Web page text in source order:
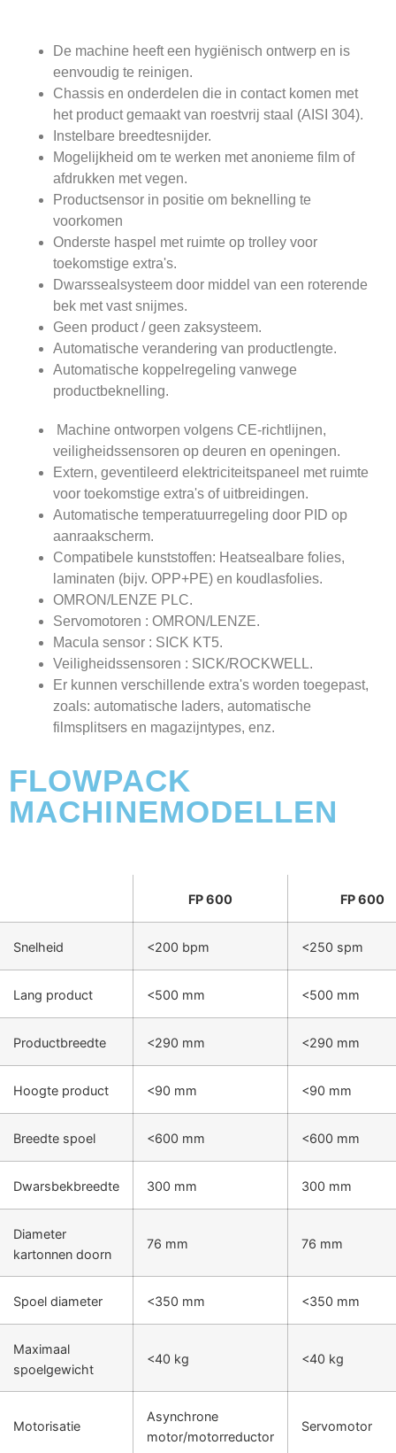
De machine heeft een hygiënisch ontwerp en is
eenvoudig te reinigen.
Chassis en onderdelen die in contact komen met
het product gemaakt van roestvrij staal (AISI 304).
Instelbare breedtesnijder.
Mogelijkheid om te werken met anonieme film of
afdrukken met vegen.
Productsensor in positie om beknelling te
voorkomen
Onderste haspel met ruimte op trolley voor
toekomstige extra's.
Dwarssealsysteem door middel van een roterende
bek met vast snijmes.
Geen product / geen zaksysteem.
Automatische verandering van productlengte.
Automatische koppelregeling vanwege
productbeknelling.
Machine ontworpen volgens CE-richtlijnen,
veiligheidssensoren op deuren en openingen.
Extern, geventileerd elektriciteitspaneel met ruimte
voor toekomstige extra's of uitbreidingen.
Automatische temperatuurregeling door PID op
aanraakscherm.
Compatibele kunststoffen: Heatsealbare folies,
laminaten (bijv. OPP+PE) en koudlasfolies.
OMRON/LENZE PLC.
Servomotoren : OMRON/LENZE.
Macula sensor : SICK KT5.
Veiligheidssensoren : SICK/ROCKWELL.
Er kunnen verschillende extra's worden toegepast,
zoals: automatische laders, automatische
filmsplitsers en magazijntypes, enz.
FLOWPACK
MACHINEMODELLEN
FP 600 FP 600
Snelheid <200 bpm <250 spm
Lang product <500 mm <500 mm
Productbreedte <290 mm <290 mm
Hoogte product <90 mm <90 mm
Breedte spoel <600 mm <600 mm
Dwarsbekbreedte 300 mm 300 mm
Diameter
kartonnen doorn
76 mm 76 mm
Spoel diameter <350 mm <350 mm
Maximaal
spoelgewicht
<40 kg <40 kg
Motorisatie
Asynchrone
motor/motorreductor
Servomotor